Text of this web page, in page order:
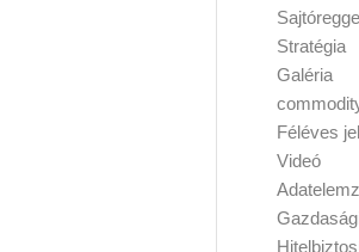
Stratégia
Galéria
Féléves
Videó